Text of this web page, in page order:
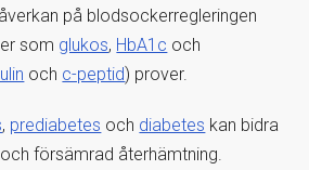
på blodsockerregleringen
som glukos, HbA1c och
och c-peptid) prover.
, prediabetes och diabetes kan bidra
försämrad återhämtning.